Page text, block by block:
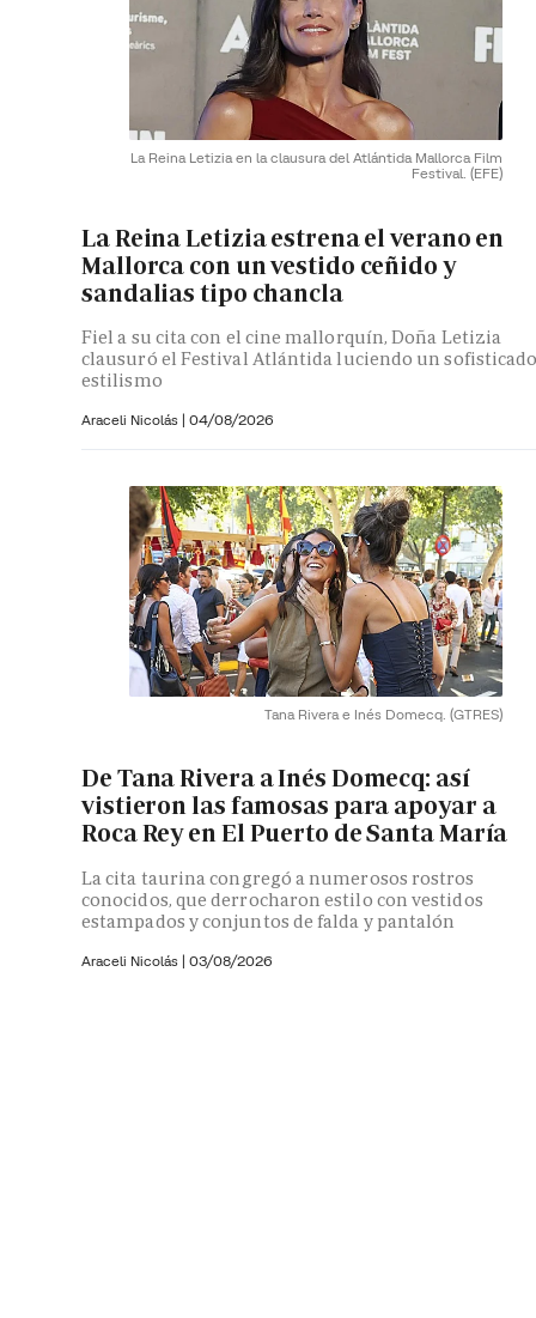
La Reina Letizia en la clausura del Atlántida Mallorca Film
Festival. (EFE)
La Reina Letizia estrena el verano en
Mallorca con un vestido ceñido y
sandalias tipo chancla
Fiel a su cita con el cine mallorquín, Doña Letizia
clausuró el Festival Atlántida luciendo un
estilismo
Araceli Nicolás | 04/08/2026
Tana Rivera e Inés Domecq. (GTRES)
De Tana Rivera a Inés Domecq: así
vistieron las famosas para apoyar a
Roca Rey en El Puerto de Santa María
La cita taurina congregó a numerosos rostros
conocidos, que derrocharon estilo con vestidos
estampados y conjuntos de falda y pantalón
Araceli Nicolás | 03/08/2026